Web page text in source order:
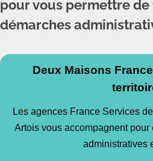
pour vous permettre
démarches
Deux Maisons
Les agences France Services
Artois vous accompagnent pour
administratives